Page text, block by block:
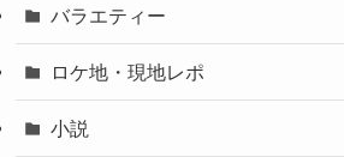
バラエティー
ロケ地・現地レポ
小説